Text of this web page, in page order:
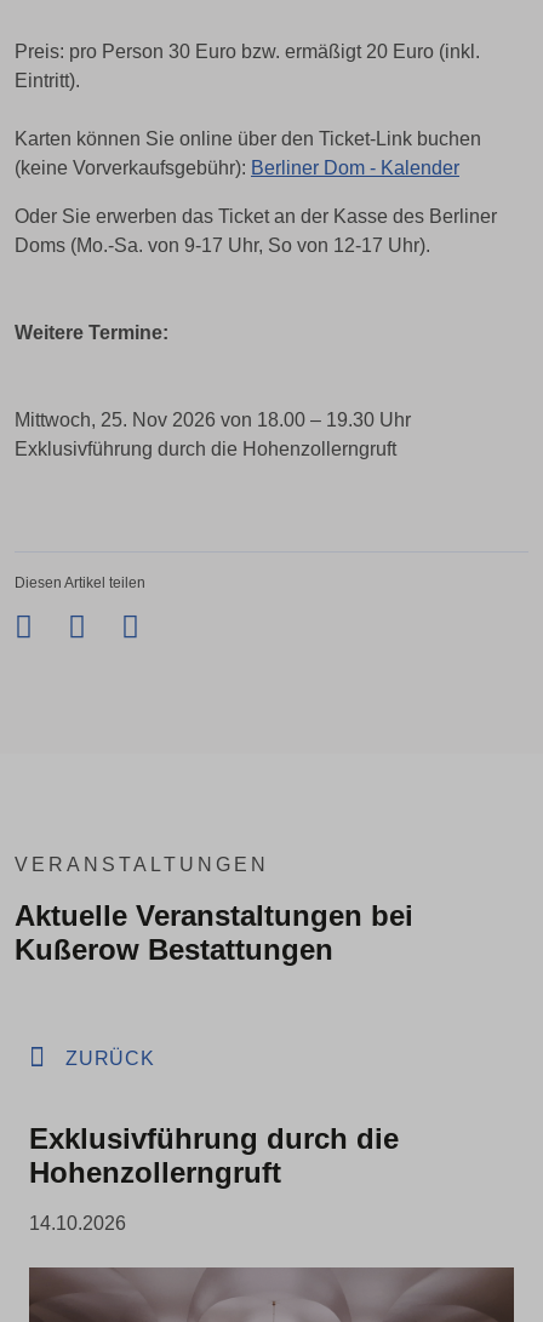
Preis: pro Person 30 Euro bzw. ermäßigt 20 Euro (inkl.
Eintritt).
Karten können Sie online über den Ticket-Link buchen
(keine Vorverkaufsgebühr): Berliner Dom - Kalender
Oder Sie erwerben das Ticket an der Kasse des Berliner
Doms (Mo.-Sa. von 9-17 Uhr, So von 12-17 Uhr).
Weitere Termine:
Mittwoch, 25. Nov 2026 von 18.00 – 19.30 Uhr
Exklusivführung durch die Hohenzollerngruft
Diesen Artikel teilen
VERANSTALTUNGEN
Aktuelle Veranstaltungen bei
Kußerow Bestattungen
ZURÜCK
Exklusivführung durch die
Hohenzollerngruft
14.10.2026